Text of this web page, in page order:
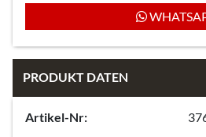
PRODUKT DATEN
Artikel-Nr: